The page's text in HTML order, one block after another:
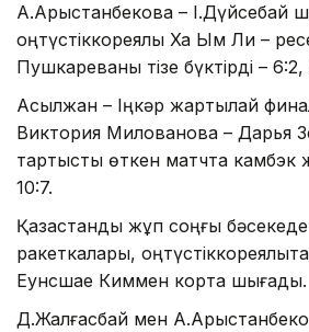
А.Арыстанбекова – І.Дүйсебай
оңтүстіккореялық Ха Ым Ли –
Пушкареваны тізе бүктірді – 6:2,
Асылжан – Іңкәр жартылай
Виктория Милованова – Дарья
тартысты өткен матчта камбэк
10:7.
Қазақстандық жұп соңғы
ракеткалары,
Еунсшае Киммен кортқа шығады.
Д.Жалғасбай мен